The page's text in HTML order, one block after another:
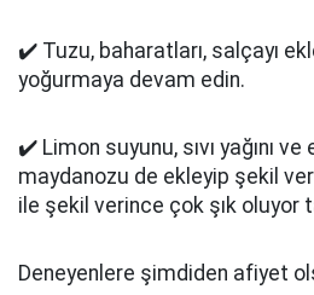
✔️ Tuzu, baharatları, salçayı
yoğurmaya devam edin.
✔️ Limon suyunu, sıvı yağını ve
maydanozu de ekleyip şekil
ile şekil verince çok şık oluyor
Deneyenlere şimdiden afiyet